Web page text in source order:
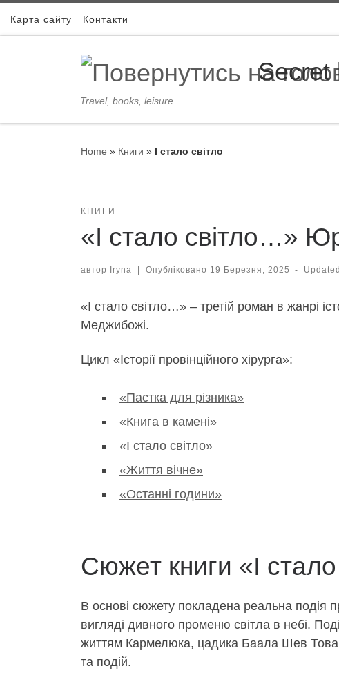
Skip to content
Карта сайту Контакти
Secret
Travel, books, leisure
Home » Книги » І стало світло
КНИГИ
«І стало світло…»
автор Iryna Опубліковано 19 Березня, 2025 - Updated
«І стало світло…» – третій роман в жанрі
Меджибожі.
Цикл «Історії провінційного хірурга»:
«Пастка для різника»
«Книга в камені»
«І стало світло»
«Життя вічне»
«Останні години»
Сюжет книги «І
В основі сюжету покладена реальна подія
вигляді дивного променю світла в небі.
життям Кармелюка, цадика Баала Шев Това,
та подій.